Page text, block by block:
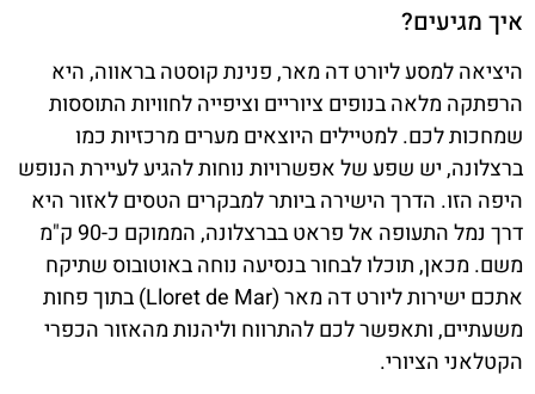
איך מגיעים?
היציאה למסע ליורט דה מאר, פנינת קוסטה בראווה, היא
הרפתקה מלאה בנופים ציוריים וציפייה לחוויות התוססות
שמחכות לכם. למטיילים היוצאים מערים מרכזיות כמו
ברצלונה, יש שפע של אפשרויות נוחות להגיע לעיירת הנופש
היפה הזו. הדרך הישירה ביותר למבקרים הטסים לאזור היא
דרך נמל התעופה אל פראט בברצלונה, הממוקם כ-90 ק"מ
משם. מכאן, תוכלו לבחור בנסיעה נוחה באוטובוס שתיקח
אתכם ישירות ליורט דה מאר (Lloret de Mar) בתוך פחות
משעתיים, ותאפשר לכם להתרווח וליהנות מהאזור הכפרי
הקטלאני הציורי.